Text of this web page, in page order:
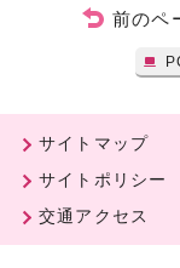
前のペ
サイトマップ
サイトポリシー
交通アクセス